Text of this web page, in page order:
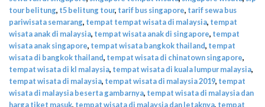
tour belitung, t5 belitung tour, tarif bus singapore, tarif sewa bus
pariwisata semarang, tempat tempat wisata di malaysia, tempat
wisata anak di malaysia, tempat wisata anak di singapore, tempat
wisata anak singapore, tempat wisata bangkok thailand, tempat
wisata di bangkok thailand, tempat wisata di chinatown singapore,
tempat wisata di kl malaysia, tempat wisata di kuala lumpur malaysia,
tempat wisata di malaysia, tempat wisata di malaysia 2019, tempat
wisata di malaysia beserta gambarnya, tempat wisata di malaysia dan
harga tiket masuk, tempat wisata di malaysia dan letaknya, tempat